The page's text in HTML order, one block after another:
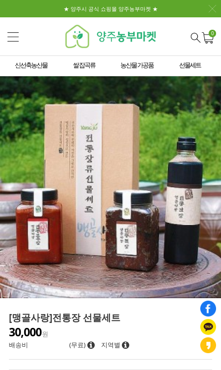
★ 양주시 공식 쇼핑몰 양주농부마켓 ★
0
신선축농산물 쌀 잡곡류 농산물 가공품 선물세트
[맹골사랑]전통장 선물세트
30,000원
배송비
(무료) 지역별